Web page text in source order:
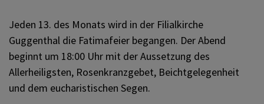
PFARRBRIEF
ZUKUNFT FÜR DEN LIBANON
Jeden 13. des Monats wird in der Filialkirche
Guggenthal die Fatimafeier begangen. Der Abend
beginnt um 18:00 Uhr mit der Aussetzung des
Allerheiligsten, Rosenkranzgebet, Beichtgelegenheit
und dem eucharistischen Segen.